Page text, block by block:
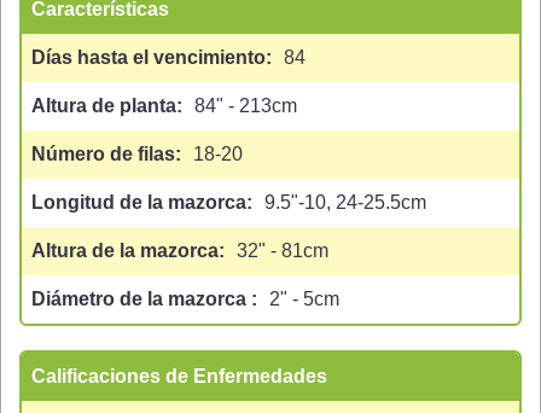
Características
Días hasta el vencimiento 84
Altura de planta 84" - 213cm
Número de filas 18-20
Longitud de la mazorca 9.5"-10, 24-25.5cm
Altura de la mazorca 32" - 81cm
Diámetro de la mazorca 2" - 5cm
Calificaciones de Enfermedades